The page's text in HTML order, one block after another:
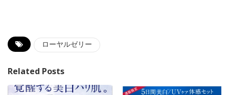
ローヤルゼリー
Related Posts